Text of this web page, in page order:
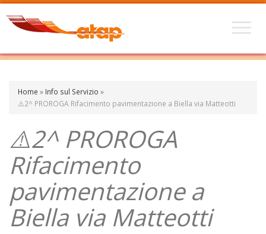
Home » Info sul Servizio »
⚠️2^ PROROGA Rifacimento pavimentazione a Biella via Matteotti
⚠️2^ PROROGA
Rifacimento
pavimentazione a
Biella via Matteotti